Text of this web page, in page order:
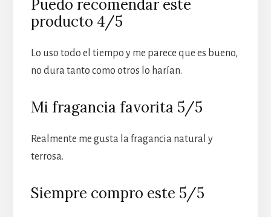
Puedo recomendar este
producto 4/5
Lo uso todo el tiempo y me parece que es bueno,
no dura tanto como otros lo harían.
Mi fragancia favorita 5/5
Realmente me gusta la fragancia natural y
terrosa.
Siempre compro este 5/5